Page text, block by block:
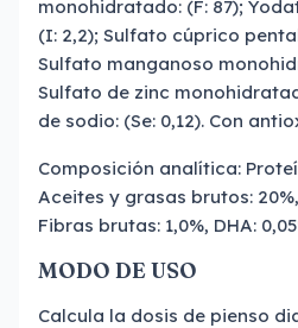
monohidratado: (F: 87);
(I: 2,2); Sulfato cúprico
Sulfato manganoso
Sulfato de zinc
de sodio: (Se: 0,12). Con
Composición analítica:
Aceites y grasas brutos:
Fibras brutas: 1,0%, DHA:
MODO DE USO
Calcula la dosis de pienso